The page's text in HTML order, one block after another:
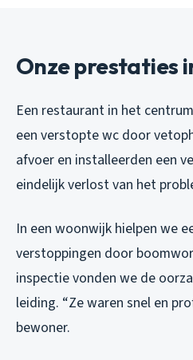
Onze prestaties
Een restaurant in het
een verstopte wc door
afvoer en installeerden een
eindelijk verlost van het
In een woonwijk hielpen we
verstoppingen door
inspectie vonden we de
leiding. “Ze waren snel en
bewoner.